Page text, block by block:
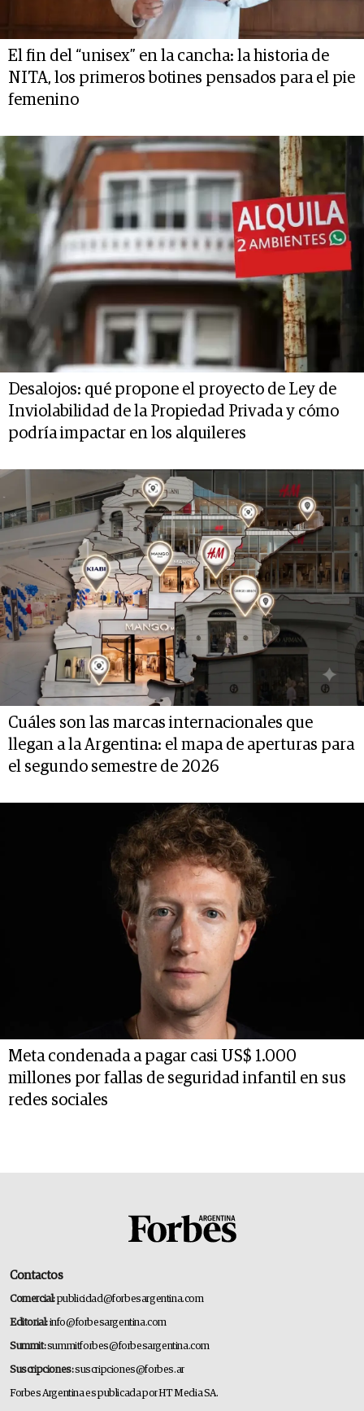
El fin del “unisex” en la cancha: la historia de
NITA, los primeros botines pensados para el pie
femenino
Desalojos: qué propone el proyecto de Ley de
Inviolabilidad de la Propiedad Privada y cómo
podría impactar en los alquileres
Cuáles son las marcas internacionales que
llegan a la Argentina: el mapa de aperturas para
el segundo semestre de 2026
Meta condenada a pagar casi US$ 1.000
millones por fallas de seguridad infantil en sus
redes sociales
Contactos
Comercial:publicidad@forbesargentina.com
Editorial:info@forbesargentina.com
Summit:summitforbes@forbesargentina.com
Suscripciones:suscripciones@forbes.ar
Forbes Argentina es publicada por HT Media SA.